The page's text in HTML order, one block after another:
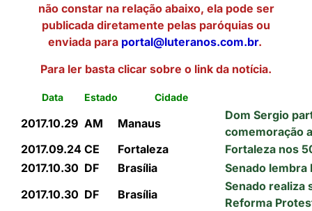
não constar na relação abaixo, ela pode ser
publicada diretamente pelas paróquias ou
enviada paraportal@luteranos.com.br.
Para ler basta clicar sobre o link da notícia.
Data Estado Cidade
2017.10.29 AM Manaus
Dom Sergio
comemoração
2017.09.24 CE Fortaleza
Fortaleza nos
2017.10.30 DF Brasília
Senado
2017.10.30 DF Brasília
Senado realiza
Reforma